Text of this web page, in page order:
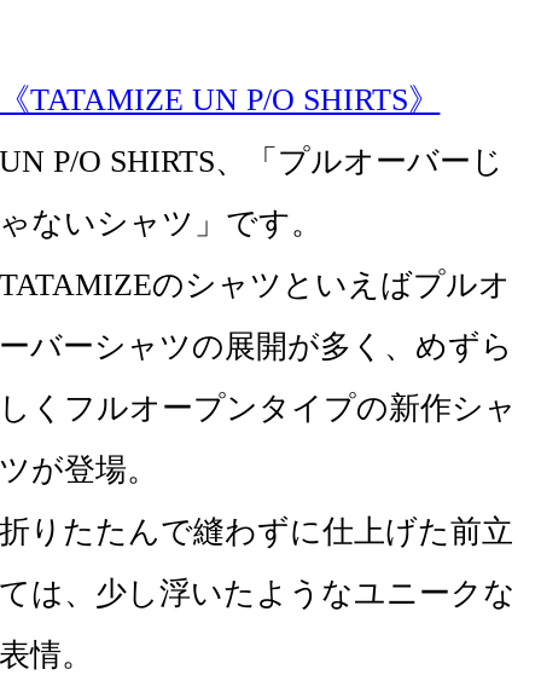
《TATAMIZE UN P/O SHIRTS》
UN P/O SHIRTS、「プルオーバーじ
ゃないシャツ」です。
TATAMIZEのシャツといえばプルオ
ーバーシャツの展開が多く、めずら
しくフルオープンタイプの新作シャ
ツが登場。
折りたたんで縫わずに仕上げた前立
ては、少し浮いたようなユニークな
表情。